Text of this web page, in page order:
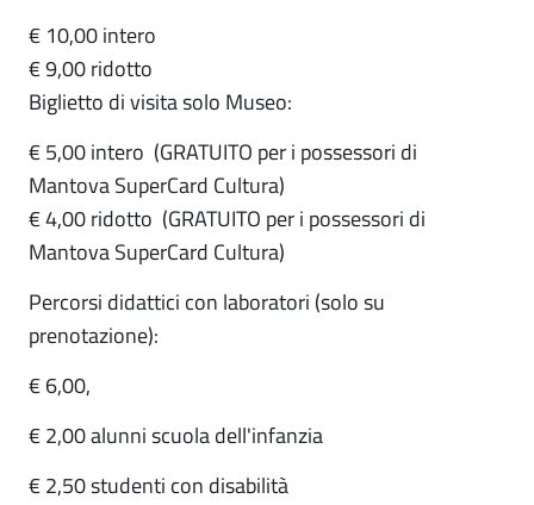
€ 10,00 intero
€ 9,00 ridotto
Biglietto di visita solo Museo:
€ 5,00 intero (GRATUITO per i possessori di
Mantova SuperCard Cultura)
€ 4,00 ridotto (GRATUITO per i possessori di
Mantova SuperCard Cultura)
Percorsi didattici con laboratori (solo su
prenotazione):
€ 6,00,
€ 2,00 alunni scuola dell'infanzia
€ 2,50 studenti con disabilità